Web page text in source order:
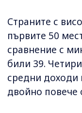
Страните с
първите 50
сравнение с
били 39.
средни доходи
двойно повече